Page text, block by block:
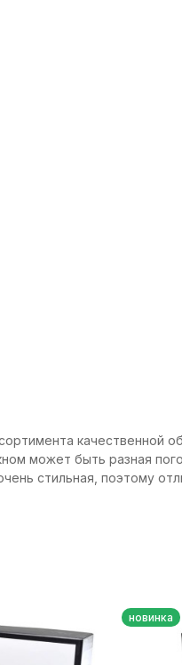
качественной
может быть разная
стильная, поэтому
новинка